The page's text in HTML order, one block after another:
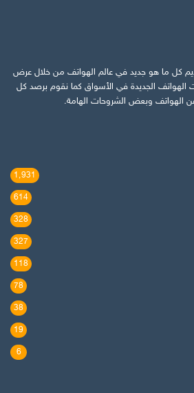
كل ما هو جديد في عالم الهواتف من خلال عرض
الهواتف الجديدة في الأسواق كما نقوم برصد كل
عن الهواتف وبعض الشروحات الهامة.
1٬931
614
328
327
118
78
38
19
6